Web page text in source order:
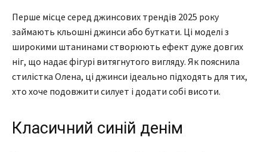
Перше місце серед джинсових трендів 2025 року
займають кльошні джинси або буткати. Ці моделі з
широкими штанинами створюють ефект дуже довгих
ніг, що надає фігурі витягнутого вигляду. Як пояснила
стилістка Олена, ці джинси ідеально підходять для тих,
хто хоче подовжити силует і додати собі висоти.
Класичний синій денім